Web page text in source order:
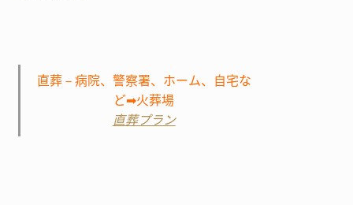
直葬－病院、警察署、ホーム、自宅な
ど➡火葬場
直葬プラン